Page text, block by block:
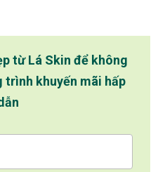
từ Lá Skin để không
trình khuyến mãi hấp